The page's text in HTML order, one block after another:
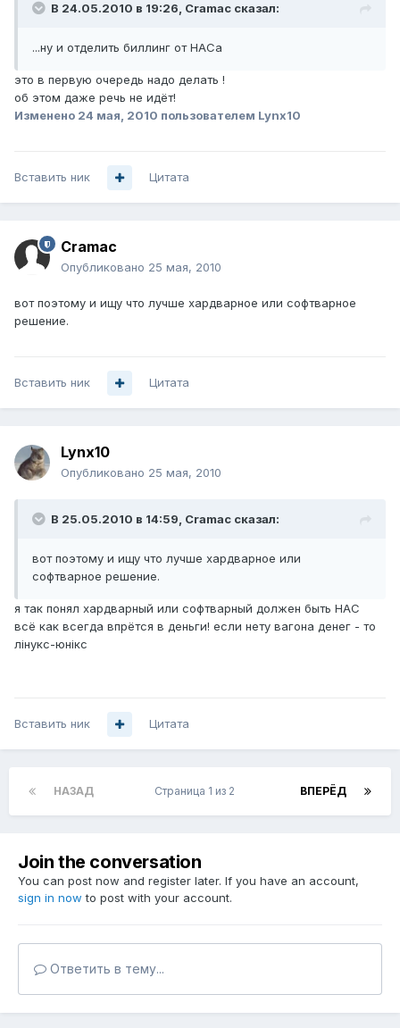
В 24.05.2010 в 19:26, Cramac сказал:
...ну и отделить биллинг от НАСа
это в первую очередь надо делать !
об этом даже речь не идёт!
Изменено 24 мая, 2010 пользователем Lynx10
Вставить ник Цитата
Cramac
Опубликовано 25 мая, 2010
вот поэтому и ищу что лучше хардварное или софтварное
решение.
Вставить ник Цитата
Lynx10
Опубликовано 25 мая, 2010
В 25.05.2010 в 14:59, Cramac сказал:
вот поэтому и ищу что лучше хардварное или
софтварное решение.
я так понял хардварный или софтварный должен быть НАС
всё как всегда впрётся в деньги! если нету вагона денег - то
лінукс-юнікс
Вставить ник Цитата
НАЗАД ВПЕРЁД
Страница 1 из 2
Join the conversation
You can post now and register later. If you have an account,
sign in now to post with your account.
Ответить в тему...